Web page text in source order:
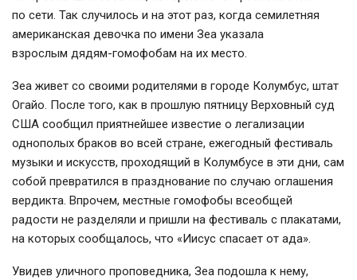
по сети. Так случилось и на этот раз, когда семилетняя
американская девочка по имени Зеа указала
взрослым дядям-гомофобам на их место.
Зеа живет со своими родителями в городе Колумбус, штат
Огайо. После того, как в прошлую пятницу Верховный суд
США сообщил приятнейшее известие о легализации
однополых браков во всей стране, ежегодный фестиваль
музыки и искусств, проходящий в Колумбусе в эти дни, сам
собой превратился в празднование по случаю оглашения
вердикта. Впрочем, местные гомофобы всеобщей
радости не разделяли и пришли на фестиваль с плакатами,
на которых сообщалось, что «Иисус спасает от ада».
Увидев уличного проповедника, Зеа подошла к нему,